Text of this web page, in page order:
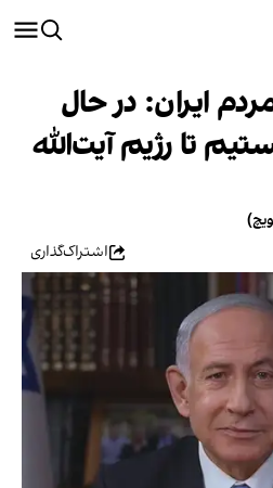
ایران: در حال
تا رژیم آیت‌الله
اشتراک‌گذاری